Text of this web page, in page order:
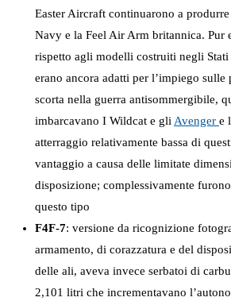
Easter Aircraft continuarono a
Navy e la Feel Air Arm britannica. Pur
rispetto agli modelli costruiti negli
erano ancora adatti per l’impiego sulle
scorta nella guerra antisommergibile,
imbarcavano I Wildcat e gli Avenger e
atterraggio relativamente bassa di
vantaggio a causa delle limitate
disposizione; complessivamente
questo tipo
F4F-7: versione da ricognizione
armamento, di corazzatura e del
delle ali, aveva invece serbatoi di
2,101 litri che incrementavano